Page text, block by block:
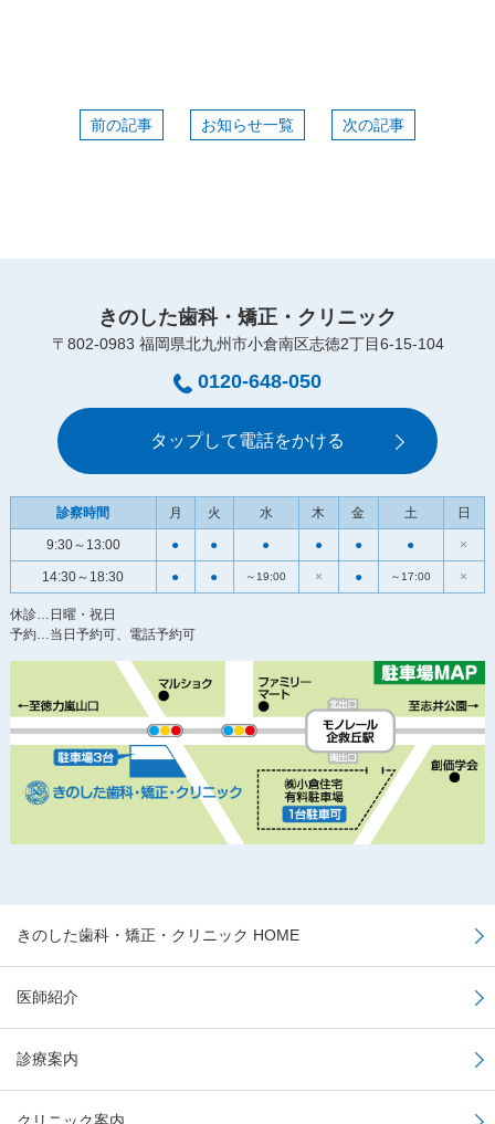
前の記事 お知らせ一覧 次の記事
きのした歯科・矯正・クリニック
〒802-0983 福岡県北九州市小倉南区志徳2丁目6-15-104
0120-648-050
タップして電話をかける
診察時間 月 火 水 木 金 土 日
9:30～13:00 ● ● ● ● ● ● ×
14:30～18:30 ● ● ～19:00 × ● ～17:00 ×
休診…日曜・祝日
予約…当日予約可、電話予約可
きのした歯科・矯正・クリニック HOME
医師紹介
診療案内